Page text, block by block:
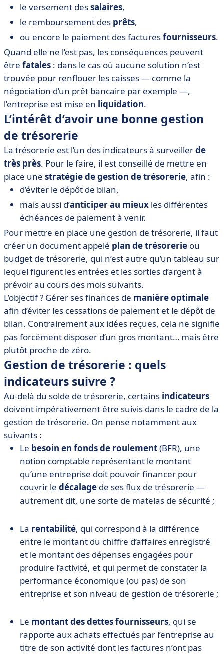
le versement dessalaires,
le remboursement des prêts,
ou encore le paiement des facturesfournisseurs.
Quand elle ne l’est pas, les conséquences peuvent
être fatales : dans le cas où aucune solution n’est
trouvée pour renflouer les caisses — comme la
négociation d’un prêt bancaire par exemple —,
l’entreprise est mise en liquidation.
L’intérêt d’avoir une bonne gestion
de trésorerie
La trésorerie est l’un des indicateurs à surveillerde
très près. Pour le faire, il est conseillé de mettre en
place une stratégie de gestion de trésorerie, afin :
d’éviter le dépôt de bilan,
mais aussi d’anticiper au mieux les différentes
échéances de paiement à venir.
Pour mettre en place une gestion de trésorerie, il faut
créer un document appelé plan de trésorerie ou
budget de trésorerie, qui n’est autre qu’un tableau sur
lequel figurent les entrées et les sorties d’argent à
prévoir au cours des mois suivants.
L’objectif ? Gérer ses finances de manière optimale
afin d’éviter les cessations de paiement et le dépôt de
bilan. Contrairement aux idées reçues, cela ne signifie
pas forcément disposer d’un gros montant… mais être
plutôt proche de zéro.
Gestion de trésorerie : quels
indicateurs suivre ?
Au-delà du solde de trésorerie, certains indicateurs
doivent impérativement être suivis dans le cadre de la
gestion de trésorerie. On pense notamment aux
suivants :
Le besoin en fonds de roulement(BFR), une
notion comptable représentant le montant
qu’une entreprise doit pouvoir financer pour
couvrir le décalage de ses flux de trésorerie —
autrement dit, une sorte de matelas de sécurité ;
La rentabilité, qui correspond à la différence
entre le montant du chiffre d’affaires enregistré
et le montant des dépenses engagées pour
produire l’activité, et qui permet de constater la
performance économique (ou pas) de son
entreprise et son niveau de gestion de trésorerie ;
Le montant des dettes fournisseurs, qui se
rapporte aux achats effectués par l’entreprise au
titre de son activité dont les factures n’ont pas